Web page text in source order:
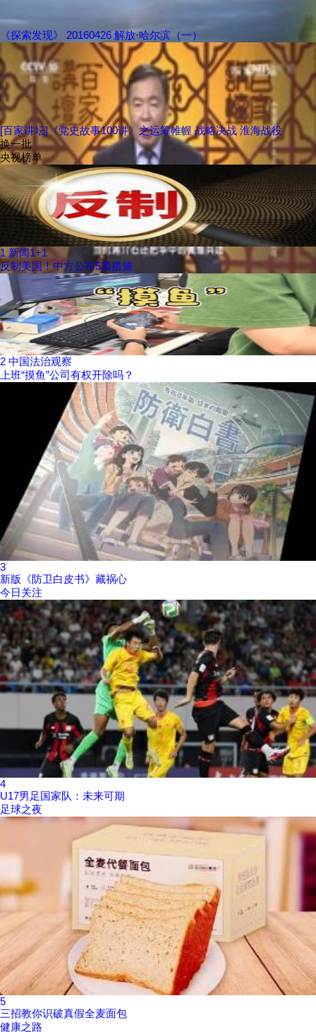
《探索发现》 20160426 解放·哈尔滨（一）
[百家讲坛]《党史故事100讲》之运筹帷幄 战略决战 淮海战役
换一批
央视榜单
1 新闻1+1
反制美国！中方公布5项措施
2 中国法治观察
上班“摸鱼”公司有权开除吗？
3
新版《防卫白皮书》藏祸心
今日关注
4
U17男足国家队：未来可期
足球之夜
5
三招教你识破真假全麦面包
健康之路